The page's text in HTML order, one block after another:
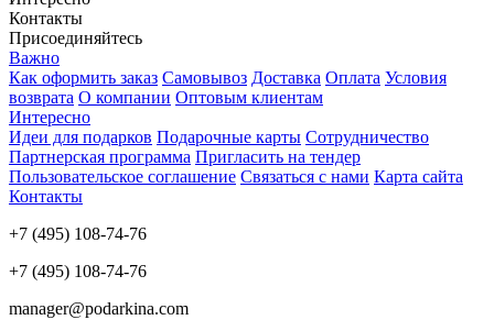
Контакты
Присоединяйтесь
Важно
Как оформить заказ Самовывоз Доставка Оплата Условия
возврата О компании Оптовым клиентам
Интересно
Идеи для подарков Подарочные карты Сотрудничество
Партнерская программа Пригласить на тендер
Пользовательское соглашение Связаться с нами Карта сайта
Контакты
+7 (495) 108-74-76
+7 (495) 108-74-76
manager@podarkina.com